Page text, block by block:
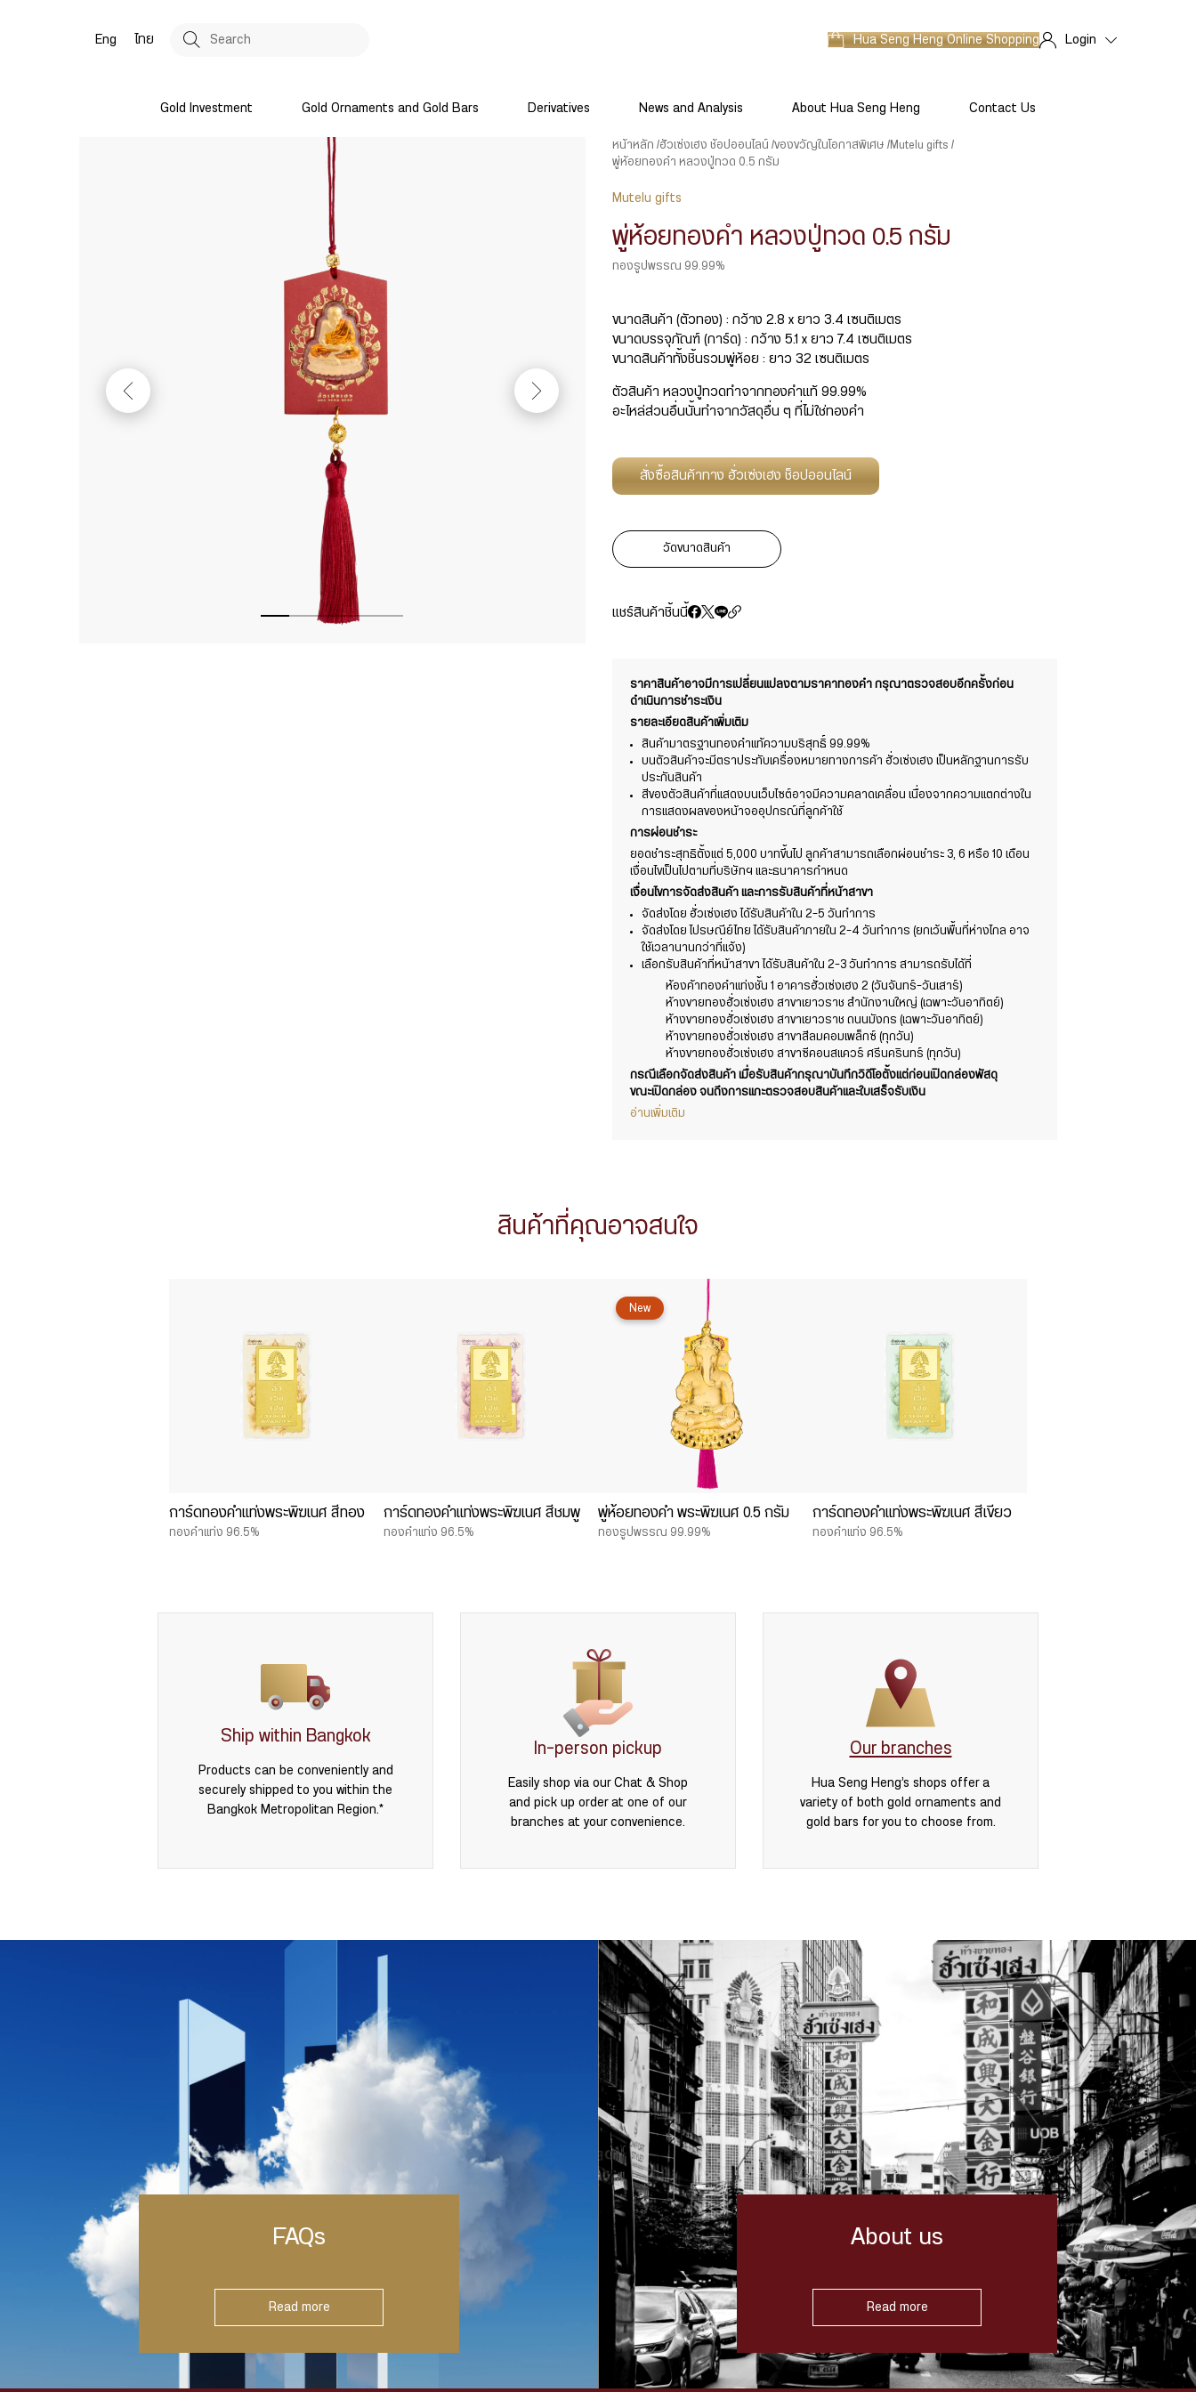
Eng ไทย Hua Seng HengOnline Shopping Login
Gold Investment Gold Ornaments and Gold Bars Derivatives News and Analysis About Hua Seng Heng Contact Us
หน้าหลัก ฮั่วเซ่งเฮง ช้อปออนไลน์ ของขวัญในโอกาสพิเศษ Mutelu gifts
พู่ห้อยทองคำ หลวงปู่ทวด 0.5 กรัม
Mutelu gifts
พู่ห้อยทองคำ หลวงปู่ทวด 0.5 กรัม
ทองรูปพรรณ 99.99%
ขนาดสินค้า (ตัวทอง) : กว้าง 2.8 x ยาว 3.4 เซนติเมตร
ขนาดบรรจุภัณฑ์ (การ์ด) : กว้าง 5.1 x ยาว 7.4 เซนติเมตร
ขนาดสินค้าทั้งชิ้นรวมพู่ห้อย : ยาว 32 เซนติเมตร
ตัวสินค้า หลวงปู่ทวดทำจากทองคำแท้ 99.99%
อะไหล่ส่วนอื่นนั้นทำจากวัสดุอื่น ๆ ที่ไม่ใช่ทองคำ
สั่งซื้อสินค้าทาง ฮั่วเซ่งเฮง ช็อปออนไลน์
วัดขนาดสินค้า
แชร์สินค้าชิ้นนี้
ราคาสินค้าอาจมีการเปลี่ยนแปลงตามราคาทองคำ กรุณาตรวจสอบอีกครั้งก่อน
ดำเนินการชำระเงิน
รายละเอียดสินค้าเพิ่มเติม
สินค้ามาตรฐานทองคำแท้ความบริสุทธิ์ 99.99%
บนตัวสินค้าจะมีตราประทับเครื่องหมายทางการค้า ฮั่วเซ่งเฮง เป็นหลักฐานการรับ
ประกันสินค้า
สีของตัวสินค้าที่แสดงบนเว็บไซต์อาจมีความคลาดเคลื่อน เนื่องจากความแตกต่างใน
การแสดงผลของหน้าจออุปกรณ์ที่ลูกค้าใช้
การผ่อนชำระ
ยอดชำระสุทธิตั้งแต่ 5,000 บาทขึ้นไป ลูกค้าสามารถเลือกผ่อนชำระ 3, 6 หรือ 10 เดือน
เงื่อนไขเป็นไปตามที่บริษัทฯ และธนาคารกำหนด
เงื่อนไขการจัดส่งสินค้า และการรับสินค้าที่หน้าสาขา
จัดส่งโดย ฮั่วเซ่งเฮง ได้รับสินค้าใน 2-5 วันทำการ
จัดส่งโดย ไปรษณีย์ไทย ได้รับสินค้าภายใน 2-4 วันทำการ (ยกเว้นพื้นที่ห่างไกล อาจ
ใช้เวลานานกว่าที่แจ้ง)
เลือกรับสินค้าที่หน้าสาขา ได้รับสินค้าใน 2-3 วันทำการ สามารถรับได้ที่
ห้องค้าทองคำแท่งชั้น 1 อาคารฮั่วเซ่งเฮง 2 (วันจันทร์-วันเสาร์)
ห้างขายทองฮั่วเซ่งเฮง สาขาเยาวราช สำนักงานใหญ่ (เฉพาะวันอาทิตย์)
ห้างขายทองฮั่วเซ่งเฮง สาขาเยาวราช ถนนมังกร (เฉพาะวันอาทิตย์)
ห้างขายทองฮั่วเซ่งเฮง สาขาสีลมคอมเพล็กซ์ (ทุกวัน)
ห้างขายทองฮั่วเซ่งเฮง สาขาซีคอนสแควร์ ศรีนครินทร์ (ทุกวัน)
กรณีเลือกจัดส่งสินค้า เมื่อรับสินค้ากรุณาบันทึกวิดีโอตั้งแต่ก่อนเปิดกล่องพัสดุ
ขณะเปิดกล่อง จนถึงการแกะตรวจสอบสินค้าและใบเสร็จรับเงิน
อ่านเพิ่มเติม
สินค้าที่คุณอาจสนใจ
การ์ดทองคำแท่งพระพิฆเนศ สีทอง
ทองคำแท่ง 96.5%
การ์ดทองคำแท่งพระพิฆเนศ สีชมพู
ทองคำแท่ง 96.5%
พู่ห้อยทองคำ พระพิฆเนศ 0.5 กรัม
ทองรูปพรรณ 99.99%
New
การ์ดทองคำแท่งพระพิฆเนศ สีเขียว
ทองคำแท่ง 96.5%
Ship within Bangkok
Products can be conveniently and
securely shipped to you within the
Bangkok Metropolitan Region.*
In-person pickup
Easily shop via our Chat & Shop
and pick up order at one of our
branches at your convenience.
Our branches
Hua Seng Heng’s shops offer a
variety of both gold ornaments and
gold bars for you to choose from.
FAQs
Read more
About us
Read more